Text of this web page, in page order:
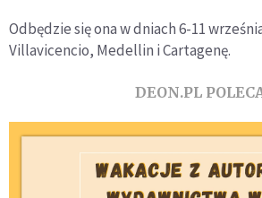
Odbędzie się ona w dniach 6-11
Villavicencio, Medellin i Cartagenę.
DEON.PL